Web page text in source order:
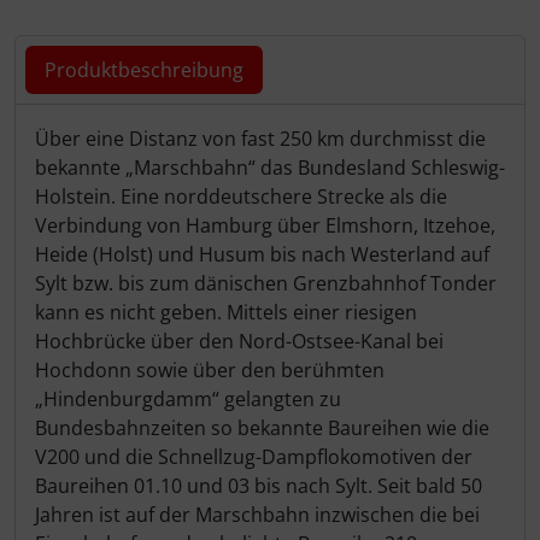
Produktbeschreibung
Produktbeschreibung
Über eine Distanz von fast 250 km durchmisst die
bekannte „Marschbahn“ das Bundesland Schleswig-
Holstein. Eine norddeutschere Strecke als die
Verbindung von Hamburg über Elmshorn, Itzehoe,
Heide (Holst) und Husum bis nach Westerland auf
Sylt bzw. bis zum dänischen Grenzbahnhof Tonder
kann es nicht geben. Mittels einer riesigen
Hochbrücke über den Nord-Ostsee-Kanal bei
Hochdonn sowie über den berühmten
„Hindenburgdamm“ gelangten zu
Bundesbahnzeiten so bekannte Baureihen wie die
V200 und die Schnellzug-Dampflokomotiven der
Baureihen 01.10 und 03 bis nach Sylt. Seit bald 50
Jahren ist auf der Marschbahn inzwischen die bei
82. Ergänzung (xx.x-2014)
83. Ergänzung (xx.xx.2015)
Baureihe 56.2
Baureihe 57.10
Baureihe 58.10
Baureihe 58.30
Baureihe 61
Baureihe 62
Baureihe 64
Baureihe 65.10
Baureihe 98.11
Baureihe 93.0
Baureihe 99.22